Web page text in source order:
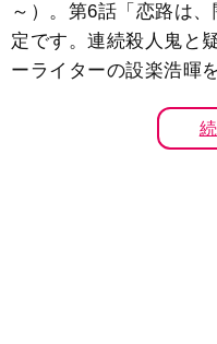
～）。第6話「恋路は
定です。連続殺人鬼と
ーライターの設楽浩暉